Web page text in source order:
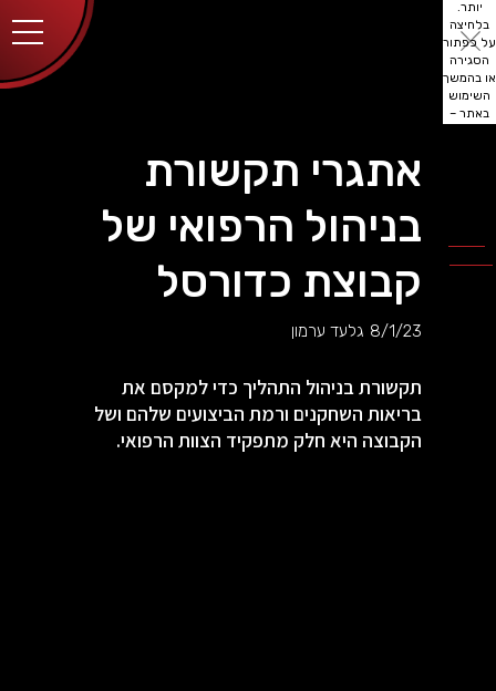
יותר.
בלחיצה
על כפתור
הסגירה
או בהמשך
השימוש
באתר –
אתגרי תקשורת
בניהול הרפואי של
קבוצת כדורסל
8/1/23 גלעד ערמון
תקשורת בניהול התהליך כדי למקסם את
בריאות השחקנים ורמת הביצועים שלהם ושל
הקבוצה היא חלק מתפקיד הצוות הרפואי.